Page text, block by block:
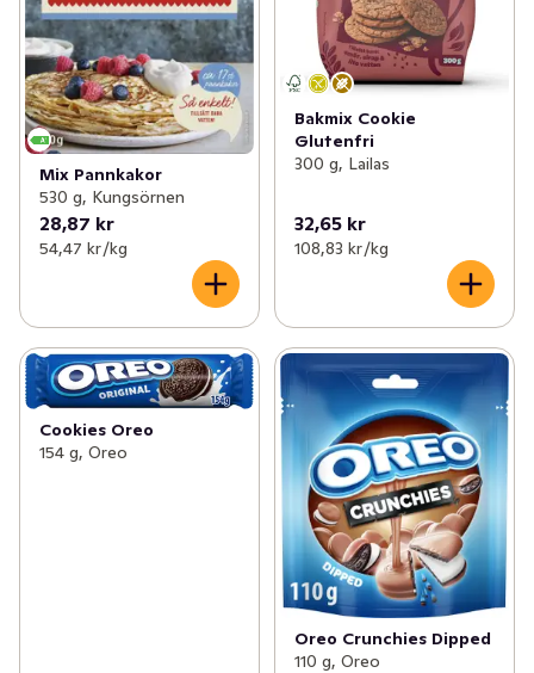
Mix Pannkakor
530 g, Kungsörnen
28,87 kr
54,47 kr /kg
Bakmix Cookie
Glutenfri
300 g, Lailas
32,65 kr
108,83 kr /kg
Cookies Oreo
154 g, Oreo
Oreo Crunchies Dipped
110 g, Oreo